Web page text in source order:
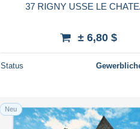
37 RIGNY USSE LE
± 6,80 $
Status
Neu